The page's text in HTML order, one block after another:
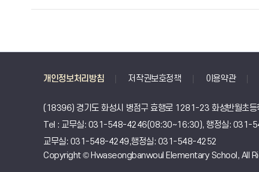
별
실
개인정보처리방침 저작권보호정책 이용약관
(18396) 경기도 화성시 병점구 효행로 1281-23 화성반월초등
Tel : 교무실: 031-548-4246(08:30~16:30), 행정실:
교무실: 031-548-4249,행정실: 031-548-4252
Copyright © Hwaseongbanwoul Elementary School, All